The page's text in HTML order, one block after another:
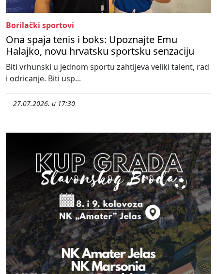
Borilački sportovi
Ona spaja tenis i boks: Upoznajte Emu
Halajko, novu hrvatsku sportsku senzaciju
Biti vrhunski u jednom sportu zahtijeva veliki talent, rad
i odricanje. Biti usp...
27.07.2026. u 17:30